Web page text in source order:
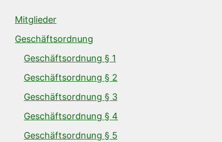
Mitglieder
Geschäftsordnung
Geschäftsordnung § 1
Geschäftsordnung § 2
Geschäftsordnung § 3
Geschäftsordnung § 4
Geschäftsordnung § 5